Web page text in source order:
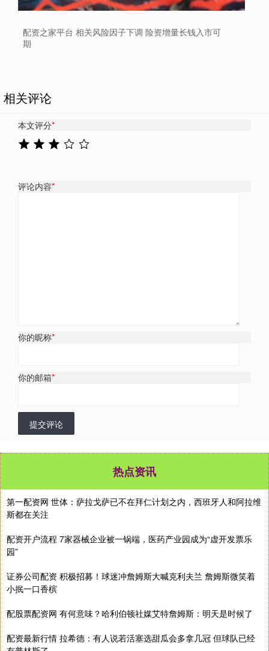
配资之家平台 相关风险因子下调 险资增量长钱入市可
期
相关评论
本文评分*
评论内容*
你的昵称*
你的邮箱*
提交评论
热点资讯
第一配资网 世体：萨拉戈萨已不在拜仁计划之内，西班牙人和阿拉维
斯都在关注
配资开户流程 7家器械企业被一锅端，医药产业园成为“虚开发票乐
园”
证券公司配资 积极招募！球迷冲詹姆斯大喊克利夫兰 詹姆斯微笑着
小抿一口香槟
配股票配资网 有何意味？哈利伯顿社媒艾特詹姆斯：明天是时候了
配资最新行情 拉希德：有人说若活塞选甜瓜会多拿几冠 但球队已经